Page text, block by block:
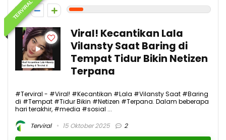
TERVIRAL
1
Viral! Kecantikan Lala
Vilansty Saat Baring di
Tempat Tidur Bikin Netizen
Terpana
#Terviral - #Viral! #Kecantikan #Lala #Vilansty Saat #Baring
di #Tempat #Tidur Bikin #Netizen #Terpana. Dalam beberapa
hari terakhir, #media #sosial ...
Terviral
15 Oktober 2025 2